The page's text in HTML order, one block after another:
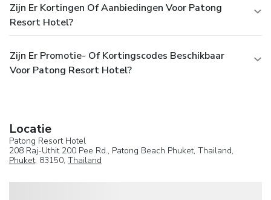
Zijn Er Kortingen Of Aanbiedingen Voor Patong
Resort Hotel?
Zijn Er Promotie- Of Kortingscodes Beschikbaar
Voor Patong Resort Hotel?
Locatie
Patong Resort Hotel
208 Raj-Uthit 200 Pee Rd., Patong Beach Phuket, Thailand,
Phuket, 83150, Thailand